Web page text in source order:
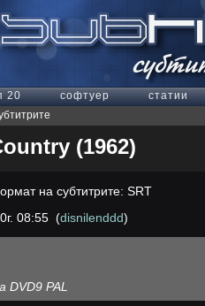
20 софтуер статии
(1962)
на субтитрите: SRT
08:55 (disnilenddd)
DVD9 PAL